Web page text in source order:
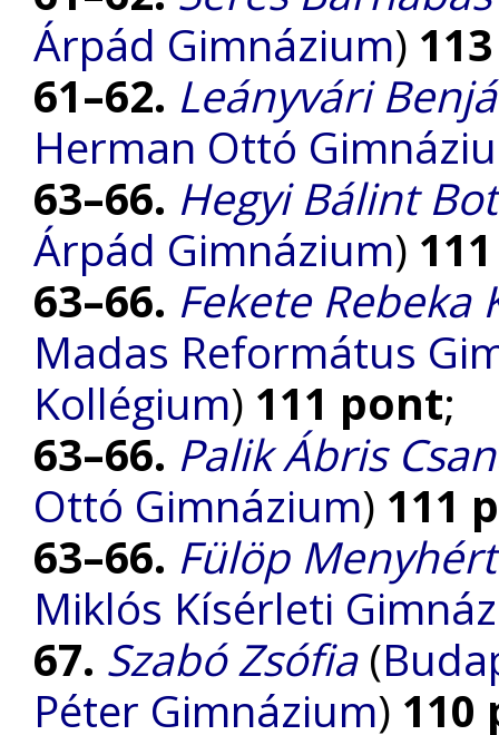
Árpád Gimnázium)
61–62. Leányvári
Herman Ottó
63–66. Hegyi Bálint
Árpád Gimnázium)
63–66. Fekete Rebeka
Madas Református
Kollégium) 111 pont;
63–66. Palik Ábris
Ottó Gimnázium) 111
63–66. Fülöp Menyhért
Miklós Kísérleti
67. Szabó Zsófia(
Péter Gimnázium) 110